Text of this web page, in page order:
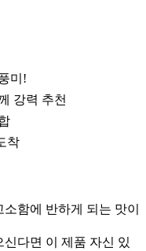
미!
강력 추천
착
함에 반하게 되는 맛이
다면 이 제품 자신 있